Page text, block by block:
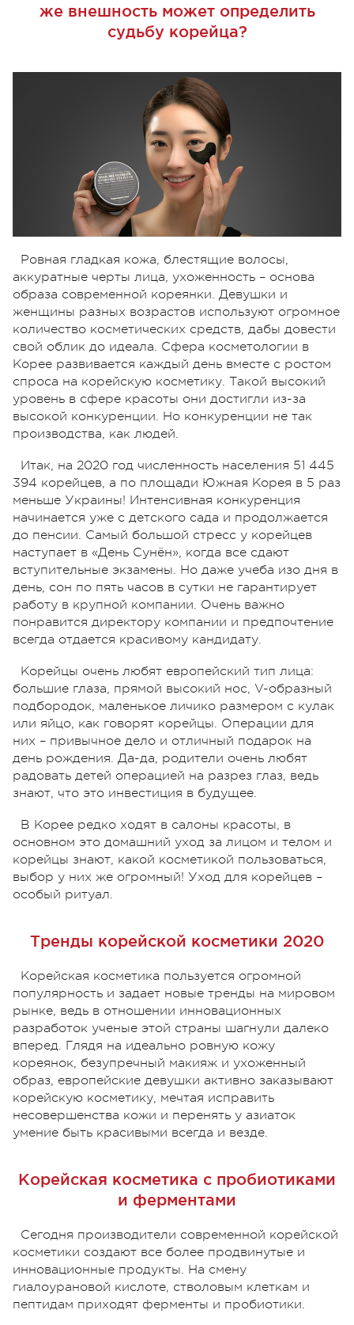
же внешность может определить
судьбу корейца?
Ровная гладкая кожа, блестящие волосы,
аккуратные черты лица, ухоженность – основа
образа современной кореянки. Девушки и
женщины разных возрастов используют огромное
количество косметических средств, дабы довести
свой облик до идеала. Сфера косметологии в
Корее развивается каждый день вместе с ростом
спроса на корейскую косметику. Такой высокий
уровень в сфере красоты они достигли из-за
высокой конкуренции. Но конкуренции не так
производства, как людей.
Итак, на 2020 год численность населения 51 445
394 корейцев, а по площади Южная Корея в 5 раз
меньше Украины! Интенсивная конкуренция
начинается уже с детского сада и продолжается
до пенсии. Самый большой стресс у корейцев
наступает в «День Сунён», когда все сдают
вступительные экзамены. Но даже учеба изо дня в
день, сон по пять часов в сутки не гарантирует
работу в крупной компании. Очень важно
понравится директору компании и предпочтение
всегда отдается красивому кандидату.
Корейцы очень любят европейский тип лица:
большие глаза, прямой высокий нос, V-образный
подбородок, маленькое личико размером с кулак
или яйцо, как говорят корейцы. Операции для
них – привычное дело и отличный подарок на
день рождения. Да-да, родители очень любят
радовать детей операцией на разрез глаз, ведь
знают, что это инвестиция в будущее.
В Корее редко ходят в салоны красоты, в
основном это домашний уход за лицом и телом и
корейцы знают, какой косметикой пользоваться,
выбор у них же огромный! Уход для корейцев –
особый ритуал.
Тренды корейской косметики 2020
Корейская косметика пользуется огромной
популярность и задает новые тренды на мировом
рынке, ведь в отношении инновационных
разработок ученые этой страны шагнули далеко
вперед. Глядя на идеально ровную кожу
кореянок, безупречный макияж и ухоженный
образ, европейские девушки активно заказывают
корейскую косметику, мечтая исправить
несовершенства кожи и перенять у азиаток
умение быть красивыми всегда и везде.
Корейская косметика с пробиотиками
и ферментами
Сегодня производители современной корейской
косметики создают все более продвинутые и
инновационные продукты. На смену
гиалоурановой кислоте, стволовым клеткам и
пептидам приходят ферменты и пробиотики.